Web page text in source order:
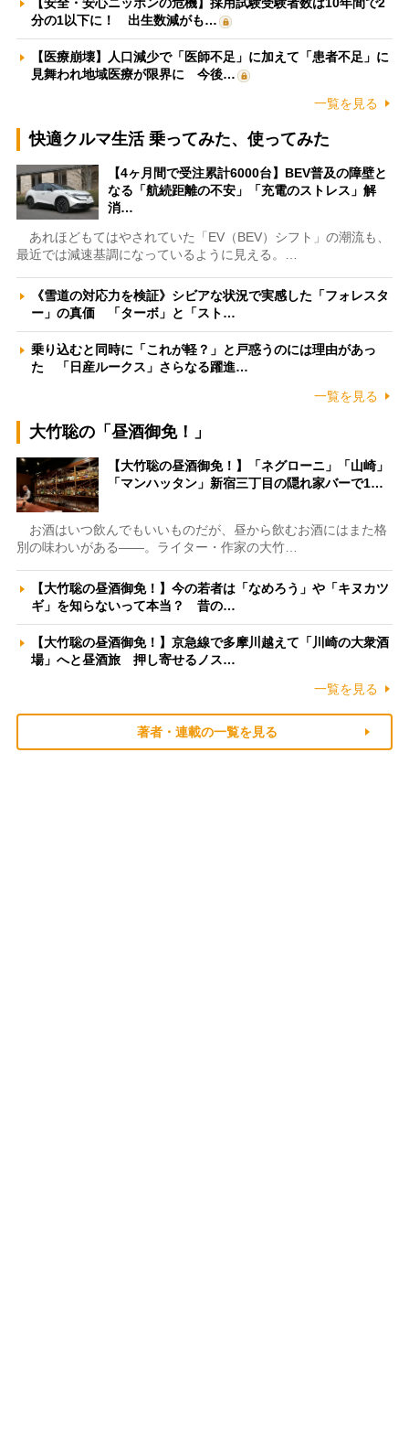
【安全・安心ニッポンの危機】採用試験受験者数は10年間で2
分の1以下に！ 出生数減がも…
【医療崩壊】人口減少で「医師不足」に加えて「患者不足」に
見舞われ地域医療が限界に 今後…
一覧を見る
快適クルマ生活 乗ってみた、使ってみた
【4ヶ月間で受注累計6000台】BEV普及の障壁と
なる「航続距離の不安」「充電のストレス」解
消…
あれほどもてはやされていた「EV（BEV）シフト」の潮流も、
最近では減速基調になっているように見える。…
《雪道の対応力を検証》シビアな状況で実感した「フォレスタ
ー」の真価 「ターボ」と「スト…
乗り込むと同時に「これが軽？」と戸惑うのには理由があっ
た 「日産ルークス」さらなる躍進…
一覧を見る
大竹聡の「昼酒御免！」
【大竹聡の昼酒御免！】「ネグローニ」「山崎」
「マンハッタン」新宿三丁目の隠れ家バーで1…
お酒はいつ飲んでもいいものだが、昼から飲むお酒にはまた格
別の味わいがある――。ライター・作家の大竹…
【大竹聡の昼酒御免！】今の若者は「なめろう」や「キヌカツ
ギ」を知らないって本当？ 昔の…
【大竹聡の昼酒御免！】京急線で多摩川越えて「川崎の大衆酒
場」へと昼酒旅 押し寄せるノス…
一覧を見る
著者・連載の一覧を見る